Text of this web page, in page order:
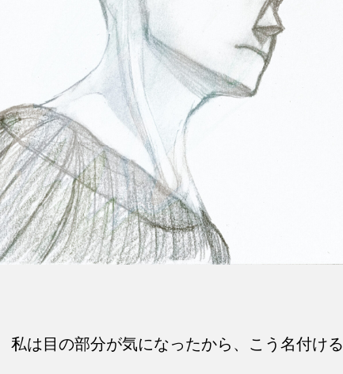
私は目の部分が気になったから、こう名付ける